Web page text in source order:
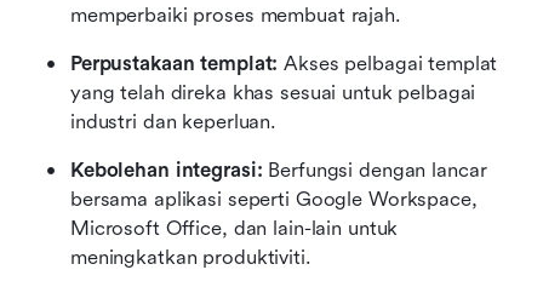
memperbaiki proses membuat rajah.
Perpustakaan templat: Akses pelbagai templat
yang telah direka khas sesuai untuk pelbagai
industri dan keperluan.
Kebolehan integrasi: Berfungsi dengan lancar
bersama aplikasi seperti Google Workspace,
Microsoft Office, dan lain-lain untuk
meningkatkan produktiviti.